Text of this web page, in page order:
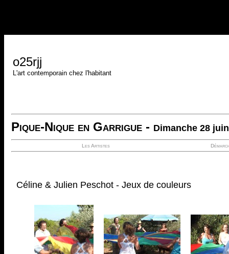
o25rjj
L'art contemporain chez l'habitant
Pique-Nique en Garrigue - Dimanche 28
Les Artistes
Céline & Julien Peschot - Jeux de couleurs